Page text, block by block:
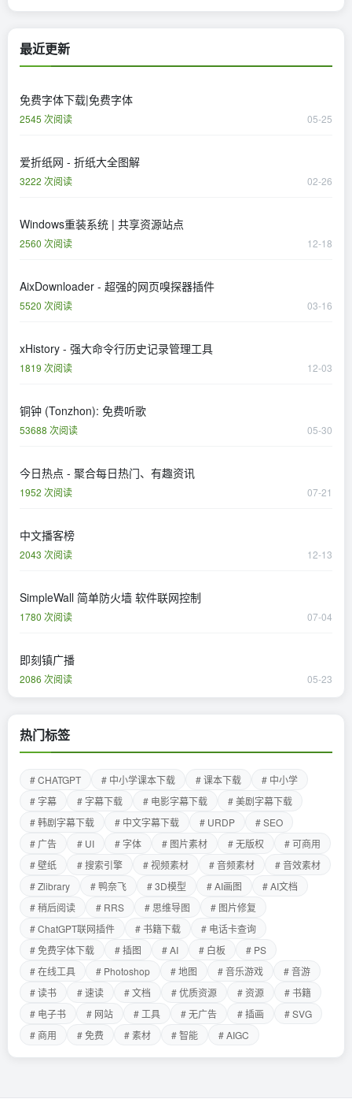
最近更新
免费字体下载|免费字体
2545 次阅读 05-25
爱折纸网 - 折纸大全图解
3222 次阅读 02-26
Windows重装系统 | 共享资源站点
2560 次阅读 12-18
AixDownloader - 超强的网页嗅探器插件
5520 次阅读 03-16
xHistory - 强大命令行历史记录管理工具
1819 次阅读 12-03
铜钟 (Tonzhon): 免费听歌
53688 次阅读 05-30
今日热点 - 聚合每日热门、有趣资讯
1952 次阅读 07-21
中文播客榜
2043 次阅读 12-13
SimpleWall 简单防火墙 软件联网控制
1780 次阅读 07-04
即刻镇广播
2086 次阅读 05-23
热门标签
# CHATGPT # 中小学课本下载 # 课本下载
# 中小学
# 字幕
# 字幕下载 # 电影字幕下载
# 美剧字幕下载
# 韩剧字幕下载
# 中文字幕下载 # URDP
# SEO
# 广告
# UI # 字体 # 图片素材 # 无版权
# 可商用
# 壁纸
# 搜索引擎 # 视频素材 # 音频素材
# 音效素材
# Zlibrary
# 鸭奈飞 # 3D模型 # AI画图
# AI文档
# 稍后阅读
# RRS # 思维导图
# 图片修复
# ChatGPT联网插件
# 书籍下载
# 电话卡查询
# 免费字体下载
# 插图 # AI # 白板
# PS
# 在线工具
# Photoshop # 地图 # 音乐游戏
# 音游
# 读书
# 速读 # 文档 # 优质资源 # 资源
# 书籍
# 电子书
# 网站 # 工具 # 无广告 # 插画
# SVG
# 商用
# 免费 # 素材 # 智能 # AIGC